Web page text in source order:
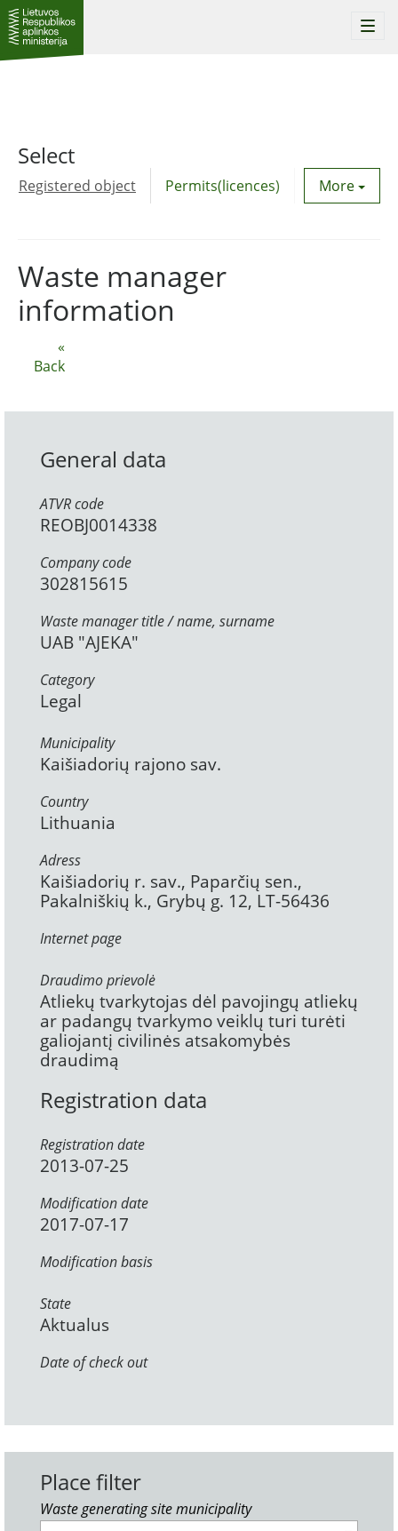
Select
Registered object Permits(licences) Utility
More
«
Back
Waste manager
information
General data
ATVR code
REOBJ0014338
Company code
302815615
Waste manager title / name, surname
UAB "AJEKA"
Category
Legal
Municipality
Kaišiadorių rajono sav.
Country
Lithuania
Adress
Kaišiadorių r. sav., Paparčių sen.,
Pakalniškių k., Grybų g. 12, LT-56436
Internet page
Draudimo prievolė
Atliekų tvarkytojas dėl pavojingų atliekų
ar padangų tvarkymo veiklų turi turėti
galiojantį civilinės atsakomybės
draudimą
Registration data
Registration date
2013-07-25
Modification date
2017-07-17
Modification basis
State
Aktualus
Date of check out
Place filter
Waste generating site municipality